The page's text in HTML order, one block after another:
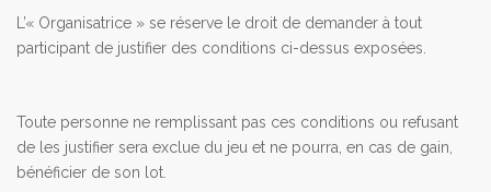
L’« Organisatrice » se réserve le droit de demander à tout
participant de justifier des conditions ci-dessus exposées.
Toute personne ne remplissant pas ces conditions ou refusant
de les justifier sera exclue du jeu et ne pourra, en cas de gain,
bénéficier de son lot.